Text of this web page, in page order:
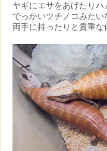
ヤギにエサをあげたり
でっかいツチノコみた
両手に持ったりと貴重な